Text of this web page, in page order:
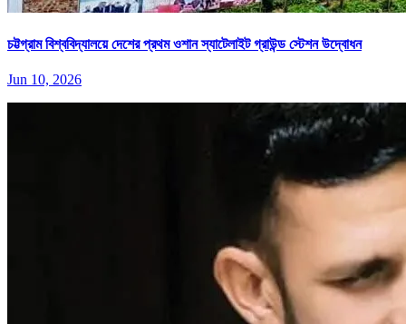
চট্টগ্রাম বিশ্ববিদ্যালয়ে দেশের প্রথম ওশান স্যাটেলাইট গ্রাউন্ড স্টেশন উদ্বোধন
Jun 10, 2026